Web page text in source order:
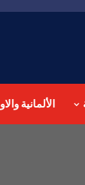
الألمانية